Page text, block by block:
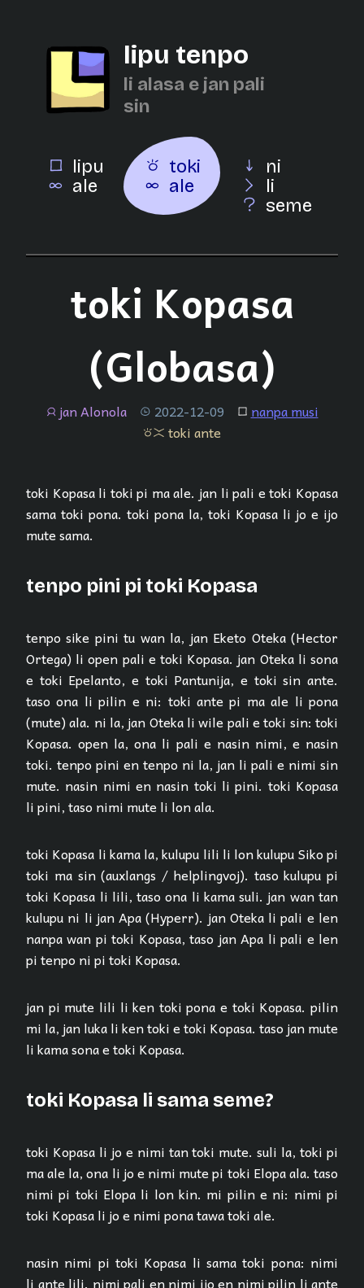
lipu tenpo
li alasa e jan pali
sin
lipu
ale
toki
ale
ni
li
seme
toki Kopasa
(Globasa)
janjan Alonola tenpo 2022-12-09 lipu nanpa musi
toki ante toki ante
toki Kopasa li toki pi ma ale. jan li pali e toki Kopasa
sama toki pona. toki pona la, toki Kopasa li jo e ijo
mute sama.
tenpo pini pi toki Kopasa
tenpo sike pini tu wan la, jan Eketo Oteka (Hector
Ortega) li open pali e toki Kopasa. jan Oteka li sona
e toki Epelanto, e toki Pantunija, e toki sin ante.
taso ona li pilin e ni: toki ante pi ma ale li pona
(mute) ala. ni la, jan Oteka li wile pali e toki sin: toki
Kopasa. open la, ona li pali e nasin nimi, e nasin
toki. tenpo pini en tenpo ni la, jan li pali e nimi sin
mute. nasin nimi en nasin toki li pini. toki Kopasa
li pini, taso nimi mute li lon ala.
toki Kopasa li kama la, kulupu lili li lon kulupu Siko pi
toki ma sin (auxlangs / helplingvoj). taso kulupu pi
toki Kopasa li lili, taso ona li kama suli. jan wan tan
kulupu ni li jan Apa (Hyperr). jan Oteka li pali e len
nanpa wan pi toki Kopasa, taso jan Apa li pali e len
pi tenpo ni pi toki Kopasa.
jan pi mute lili li ken toki pona e toki Kopasa. pilin
mi la, jan luka li ken toki e toki Kopasa. taso jan mute
li kama sona e toki Kopasa.
toki Kopasa li sama seme?
toki Kopasa li jo e nimi tan toki mute. suli la, toki pi
ma ale la, ona li jo e nimi mute pi toki Elopa ala. taso
nimi pi toki Elopa li lon kin. mi pilin e ni: nimi pi
toki Kopasa li jo e nimi pona tawa toki ale.
nasin nimi pi toki Kopasa li sama toki pona: nimi
li ante lili. nimi pali en nimi ijo en nimi pilin li ante